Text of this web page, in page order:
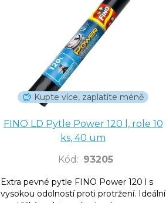
Kupte více, zaplatíte méně
FINO LD Pytle Power 120 l, role 10
ks, 40 um
Kód : 93205
Extra pevné pytle FINO Power 120 l s
vysokou odolností proti protržení. Ideální